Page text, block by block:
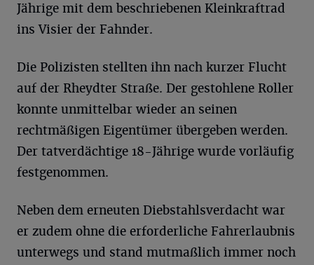
Jährige mit dem beschriebenen Kleinkraftrad
ins Visier der Fahnder.
Die Polizisten stellten ihn nach kurzer Flucht
auf der Rheydter Straße. Der gestohlene Roller
konnte unmittelbar wieder an seinen
rechtmäßigen Eigentümer übergeben werden.
Der tatverdächtige 18-Jährige wurde vorläufig
festgenommen.
Neben dem erneuten Diebstahlsverdacht war
er zudem ohne die erforderliche Fahrerlaubnis
unterwegs und stand mutmaßlich immer noch